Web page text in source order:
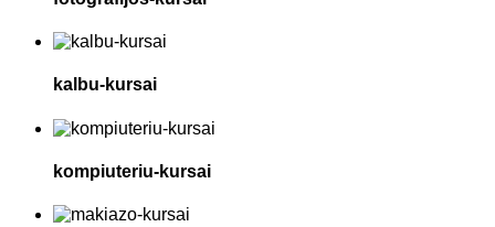
kalbu-kursai
kompiuteriu-kursai